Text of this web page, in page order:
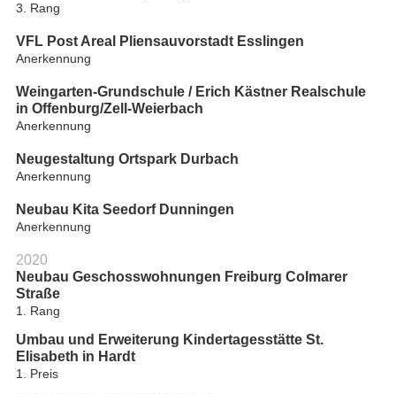
3. Rang
VFL Post Areal Pliensauvorstadt Esslingen
Anerkennung
Weingarten-Grundschule / Erich Kästner Realschule
in Offenburg/Zell-Weierbach
Anerkennung
Neugestaltung Ortspark Durbach
Anerkennung
Neubau Kita Seedorf Dunningen
Anerkennung
2020
Neubau Geschosswohnungen Freiburg Colmarer
Straße
1. Rang
Umbau und Erweiterung Kindertagesstätte St.
Elisabeth in Hardt
1. Preis